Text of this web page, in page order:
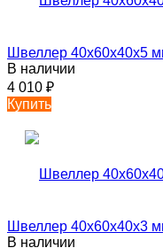
Швеллер 40х60х40х5
В наличии
4 010 ₽
Купить
Швеллер 40х60х40х3
В наличии